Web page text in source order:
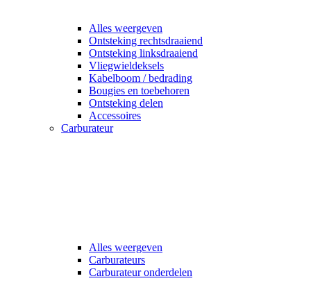
Alles weergeven
Ontsteking rechtsdraaiend
Ontsteking linksdraaiend
Vliegwieldeksels
Kabelboom / bedrading
Bougies en toebehoren
Ontsteking delen
Accessoires
Carburateur
Alles weergeven
Carburateurs
Carburateur onderdelen